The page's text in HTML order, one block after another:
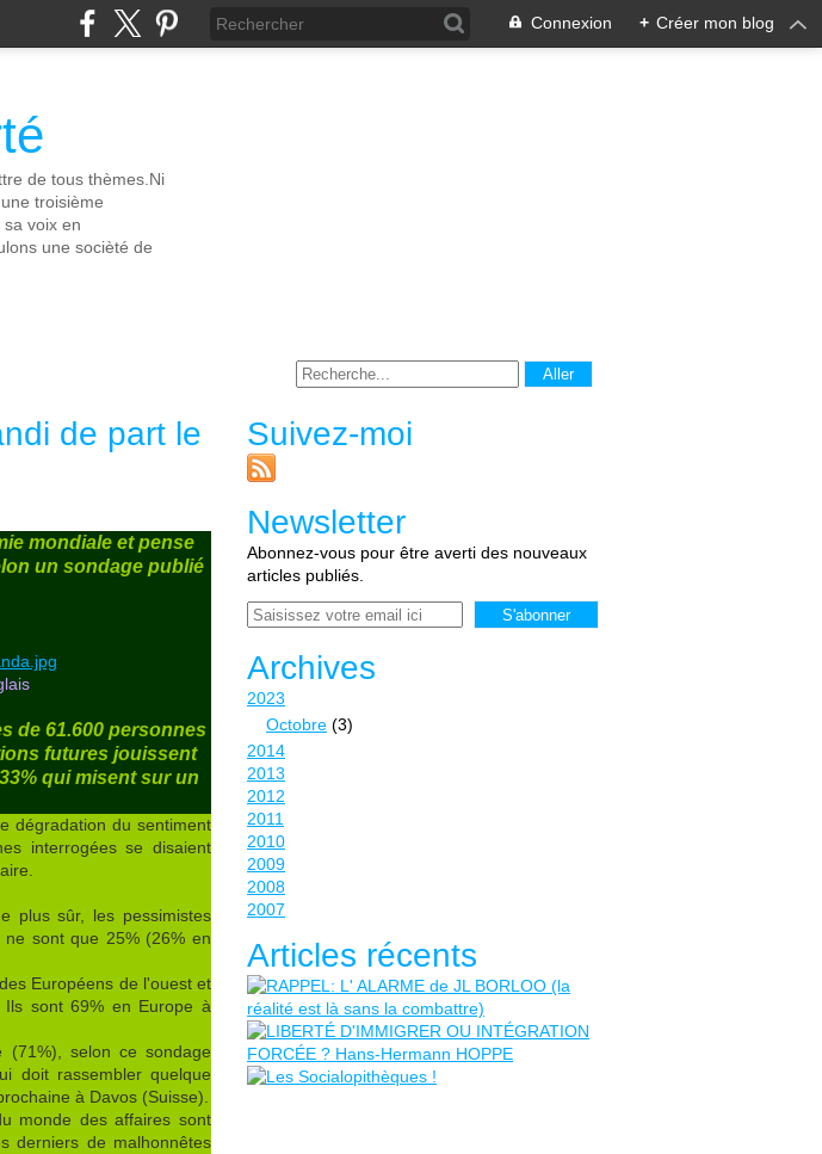
Connexion + Créer mon blog
de tous thèmes.Ni
troisième
voix en
une socièté de
de part le
mondiale et pense
un sondage publié
de 61.600 personnes
futures jouissent
qui misent sur un
dégradation du sentiment
interrogées se disaient
plus sûr, les pessimistes
sont que 25% (26% en
Européens de l'ouest et
Ils sont 69% en Europe à
(71%), selon ce sondage
doit rassembler quelque
à Davos (Suisse).
monde des affaires sont
derniers de malhonnêtes
Suivez-moi
Newsletter
Abonnez-vous pour être averti des nouveaux
articles publiés.
Email
Archives
2023
Octobre (3)
2014
2013
2012
2011
2010
2009
2008
2007
Articles récents